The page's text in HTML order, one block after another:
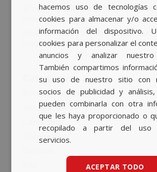
El asalto a TikTok: cuando el
mensaje
Nos sumamos a Bob Agency
medios para la nueva cuenta de
Categorías
Relaciones Públicas
Actualidad
Campañas
Corporativo
hacemos uso de tecnologías
cookies para almacenar y/o
información del dispositivo.
cookies para personalizar el
anuncios y analizar
También compartimos
su uso de nuestro sitio con
socios de publicidad y
pueden combinarla con otra
que les haya proporcionado o
recopilado a partir del uso
servicios.
ACEPTAR TODO